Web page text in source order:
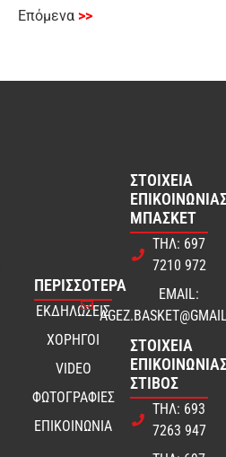
Επόμενα >>
ΠΕΡΙΣΣΟΤΕΡΑ
ΕΚΔΗΛΩΣΕΙΣ
ΧΟΡΗΓΟΙ
VIDEO
ΦΩΤΟΓΡΑΦΙΕΣ
ΕΠΙΚΟΙΝΩΝΙΑ
ΣΤΟΙΧΕΊΑ
ΜΠΆΣΚΕΤ
ΤΗΛ: 697
7210 972
EMAIL:
ΣΤΟΙΧΕΊΑ
ΣΤΊΒΟΣ
ΤΗΛ: 693
7263 947